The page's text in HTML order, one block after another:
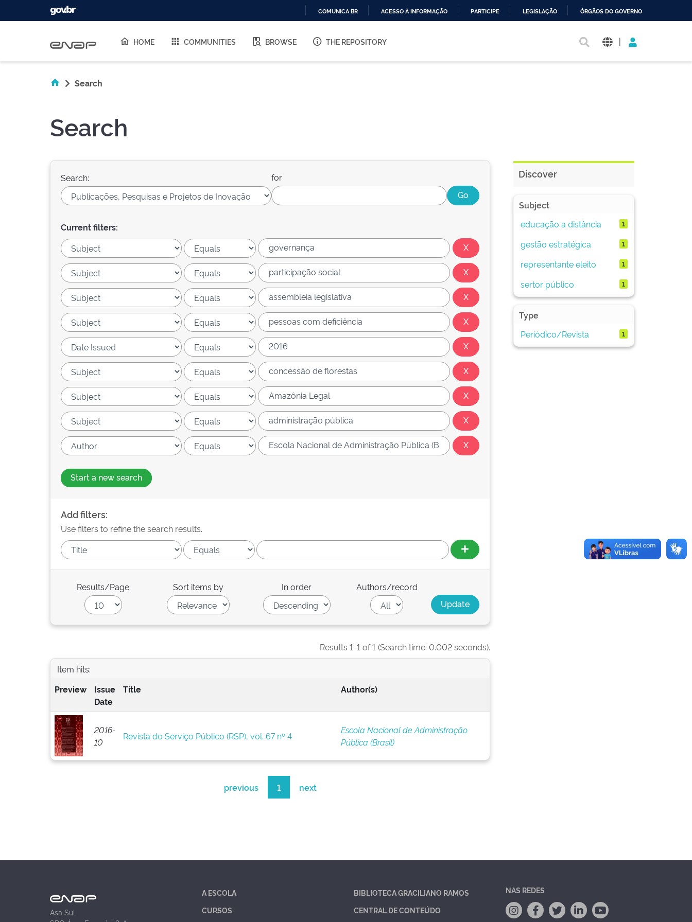
O
COMUNICA BR ACESSO À INFORMAÇÃO PARTICIPE LEGISLAÇÃO ÓRGÃOS DO GOVERNO
HOME COMMUNITIES BROWSE THE REPOSITORY |
Search
Search
Search: for
Current filters:
Start a new search
Add filters:
Use filters to refine the search results.
Results/Page Sort items by In order Authors/record
Results 1-1 of 1 (Search time: 0.002 seconds).
Item hits:
Preview
Issue
Date
Title Author(s)
2016-
10
Revista do Serviço Público (RSP), vol. 67 nº 4
Escola Nacional de Administração
Pública (Brasil)
previous 1 next
Discover
Subject
educação a distância
1
gestão estratégica 1
representante eleito 1
sertor público 1
Type
Periódico/Revista
1
Asa Sul
A ESCOLA
CURSOS
BIBLIOTECA GRACILIANO RAMOS
CENTRAL DE CONTEÚDO
NAS REDES